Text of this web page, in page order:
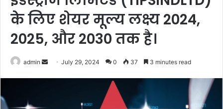
के लिए शेयर मूल्य लक्ष्य 2024,
2025, और 2030 तक है।
admin
Send July 29, 2024 0 37 3 minutes read